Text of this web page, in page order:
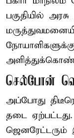
பகுதியில்
செல்போன்
அப்போது
தடை